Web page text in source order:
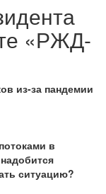
«РЖД-
из-за пандемии
в
ситуацию?